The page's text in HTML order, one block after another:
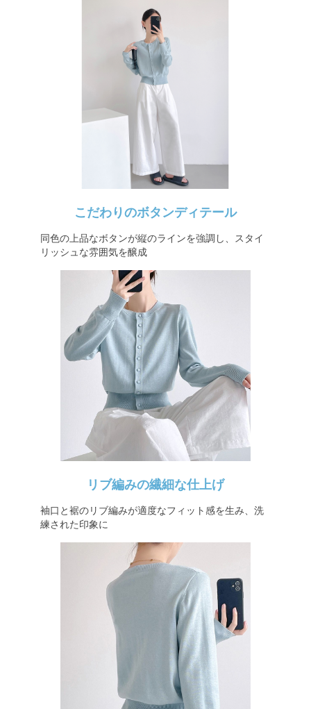
こだわりのボタンディテール
同色の上品なボタンが縦のラインを強調し、スタイ
リッシュな雰囲気を醸成
リブ編みの繊細な仕上げ
袖口と裾のリブ編みが適度なフィット感を生み、洗
練された印象に